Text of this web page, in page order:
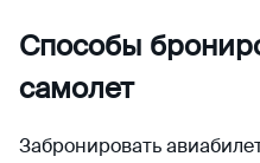
Способы
самолет
Забронировать